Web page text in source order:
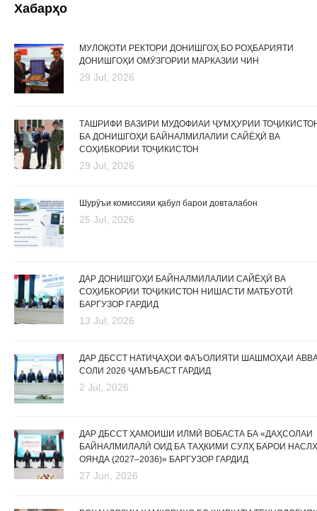
Хабарҳо
МУЛОҚОТИ РЕКТОРИ ДОНИШГОҲ БО РОҲБАРИЯТИ
ДОНИШГОҲИ ОМӮЗГОРИИ МАРКАЗИИ ЧИН
29 Jul, 2026
ТАШРИФИ ВАЗИРИ МУДОФИАИ ҶУМҲУРИИ
БА ДОНИШГОҲИ БАЙНАЛМИЛАЛИИ САЙЁҲӢ ВА
СОҲИБКОРИИ ТОҶИКИСТОН
29 Jul, 2026
Шурӯъи комиссияи қабул барои довталабон
25 Jul, 2026
ДАР ДОНИШГОҲИ БАЙНАЛМИЛАЛИИ САЙЁҲӢ ВА
СОҲИБКОРИИ ТОҶИКИСТОН НИШАСТИ МАТБУОТӢ
БАРГУЗОР ГАРДИД
13 Jul, 2026
ДАР ДБССТ НАТИҶАҲОИ ФАЪОЛИЯТИ ШАШМОҲАИ
СОЛИ 2026 ҶАМЪБАСТ ГАРДИД
2 Jul, 2026
ДАР ДБССТ ҲАМОИШИ ИЛМӢ ВОБАСТА БА «ДАҲСОЛАИ
БАЙНАЛМИЛАЛӢ ОИД БА ТАҲКИМИ СУЛҲ БАРОИ
ОЯНДА (2027–2036)» БАРГУЗОР ГАРДИД
27 Jun, 2026